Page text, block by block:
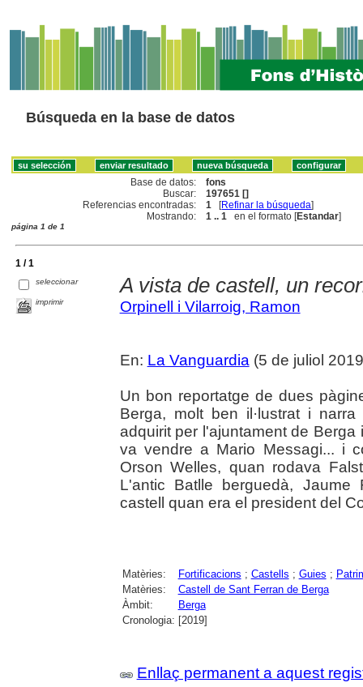
Búsqueda en la base de datos
Base de datos:
fons
Buscar:
197651 []
Referencias encontradas:
1 [Refinar la búsqueda]
Mostrando:
1 .. 1 en el formato [Estandar]
página 1 de 1
1 / 1
seleccionar
imprimir
A vista de castell, un
Orpinell i Vilarroig, Ramon
En: La Vanguardia (5 de juliol
Un bon reportatge de dues
Berga, molt ben il·lustrat i
adquirit per l'ajuntament de
va vendre a Mario Messagi... i
Orson Welles, quan rodava
L'antic Batlle berguedà,
castell quan era el president del
Matèries: Fortificacions ; Castells ; Guies ;
Matèries:
Castell de Sant Ferran de Berga
Àmbit:
Berga
Cronologia: [2019]
Enllaç permanent a aquest